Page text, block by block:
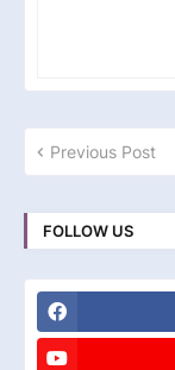
Previous Post
FOLLOW US